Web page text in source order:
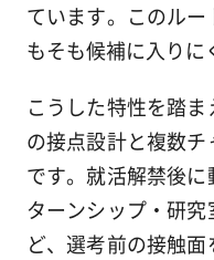
ています。このル
もそも候補に入りに
こうした特性を踏
の接点設計と複数
です。就活解禁後
ターンシップ・研
ど、選考前の接触